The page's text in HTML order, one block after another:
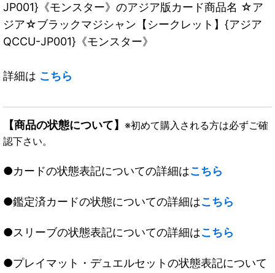
JP001}《モンスター》のアジア版カード商品名 ☆ア
ジア☆ブラックマジシャン【シークレット】{アジア
QCCU-JP001}《モンスター》
詳細は こちら
【商品の状態について】 ※初めて購入される方は必ずご確
認下さい。
●カードの状態表記についての詳細はこちら
●鑑定済カードの状態についての詳細はこちら
●スリーブの状態表記についての詳細はこちら
●プレイマット・デュエルセットの状態表記について